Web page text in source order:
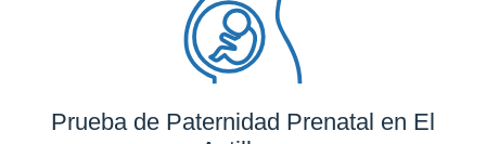
Prueba de Paternidad Prenatal en El